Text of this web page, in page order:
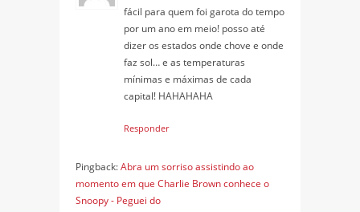
fácil para quem foi garota do tempo
por um ano em meio! posso até
dizer os estados onde chove e onde
faz sol… e as temperaturas
mínimas e máximas de cada
capital! HAHAHAHA
Responder
Pingback:Abra um sorriso assistindo ao
momento em que Charlie Brown conhece o
Snoopy - Peguei do